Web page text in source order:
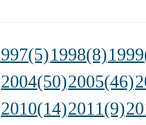
1998(8)
2004(50)2005(46)
2010(14)2011(9)